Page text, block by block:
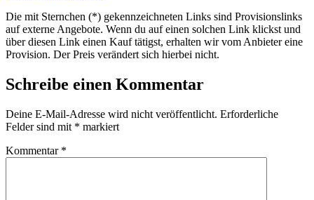
Die mit Sternchen (*) gekennzeichneten Links sind Provisionslinks
auf externe Angebote. Wenn du auf einen solchen Link klickst und
über diesen Link einen Kauf tätigst, erhalten wir vom Anbieter eine
Provision. Der Preis verändert sich hierbei nicht.
Schreibe einen Kommentar
Deine E-Mail-Adresse wird nicht veröffentlicht. Erforderliche
Felder sind mit * markiert
Kommentar *